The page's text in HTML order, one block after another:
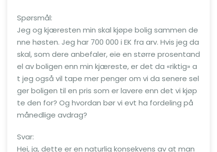
Spørsmål:
Jeg og kjæresten min skal kjøpe bolig sammen de
nne høsten. Jeg har 700 000 i EK fra arv. Hvis jeg da
skal, som dere anbefaler, eie en større prosentand
el av boligen enn min kjæreste, er det da «riktig» a
t jeg også vil tape mer penger om vi da senere sel
ger boligen til en pris som er lavere enn det vi kjøp
te den for? Og hvordan bør vi evt ha fordeling på
månedlige avdrag?
Svar:
Hei, ja, dette er en naturlig konsekvens av at man